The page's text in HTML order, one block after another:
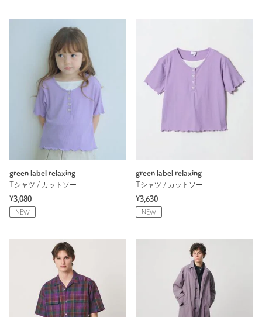
green label relaxing
Tシャツ / カットソー
¥3,080
NEW
green label relaxing
Tシャツ / カットソー
¥3,630
NEW